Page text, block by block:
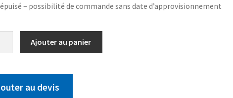
– possibilité de commande sans date d’approvisionnement
Ajouter au panier
au devis